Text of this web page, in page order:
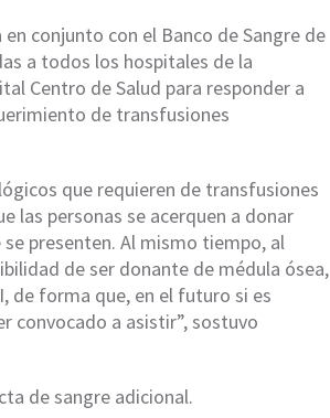
conjunto con el Banco de Sangre de
a todos los hospitales de la
Centro de Salud para responder a
de transfusiones
que requieren de transfusiones
las personas se acerquen a donar
presenten. Al mismo tiempo, al
de ser donante de médula ósea,
de forma que, en el futuro si es
convocado a asistir”, sostuvo
de sangre adicional.